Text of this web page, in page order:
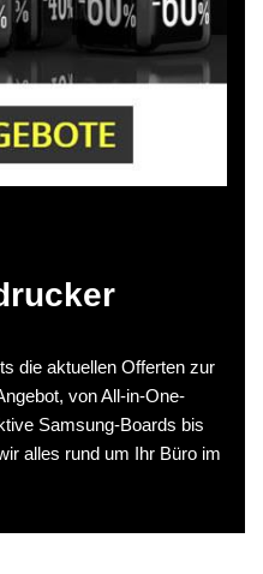
die aktuellen Offerten zur
von All-in-One-
Samsung-Boards bis
alles rund um Ihr Büro im